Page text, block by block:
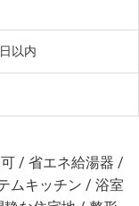
以内
/ 省エネ給湯器 /
ムキッチン / 浴室